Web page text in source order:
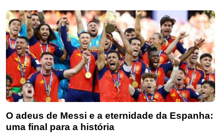
O adeus de Messi e a eternidade da Espanha:
uma final para a história